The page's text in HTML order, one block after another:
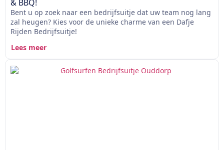
& BBQ!
Bent u op zoek naar een bedrijfsuitje dat uw team nog lang
zal heugen? Kies voor de unieke charme van een Dafje
Rijden Bedrijfsuitje!
Lees meer